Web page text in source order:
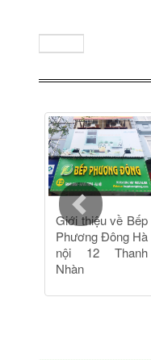
Được biết đến là
nhiều khách hàng
cấp 1 của trên 50
phẩm tốt nhất cho